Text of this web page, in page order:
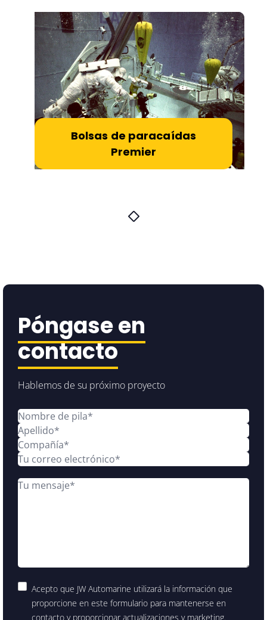
Bolsas de paracaídas
Premier
Póngase en
contacto
Hablemos de su próximo proyecto
Acepto que JW Automarine utilizará la información que
proporcione en este formulario para mantenerse en
contacto y proporcionar actualizaciones y marketing.